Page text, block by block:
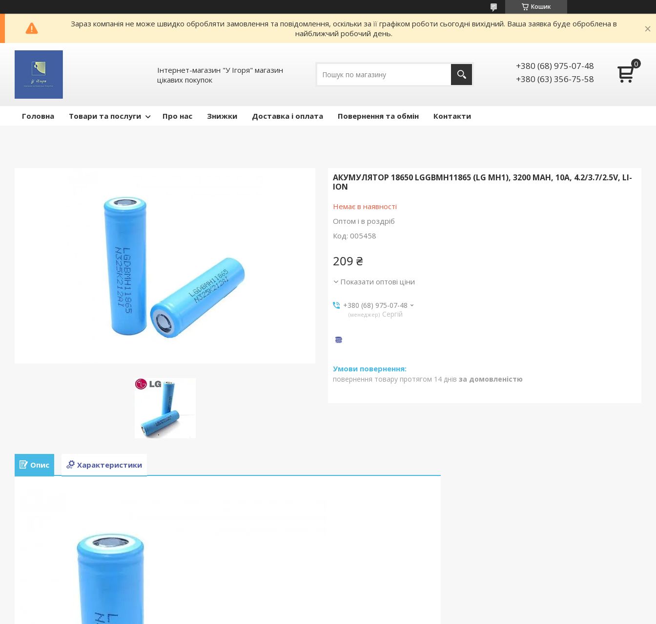
Кошик
Зараз компанія не може швидко обробляти замовлення та повідомлення, оскільки за її графіком роботи сьогодні вихідний. Ваша заявка буде оброблена в
найближчий робочий день.
Інтернет-магазин "У Ігоря" магазин
цікавих покупок
+380 (68) 975-07-48
+380 (63) 356-75-58
Головна Товари та послуги Про нас Знижки Доставка і оплата Повернення та обмін Контакти
АКУМУЛЯТОР 18650 LGGBMH11865 (LG MH1), 3200 MAH, 10A, 4.2/3.7/2.5V, LI-
ION
Немає в наявності
Оптом і в роздріб
Код: 005458
209 ₴
Показати оптові ціни
+380 (68) 975-07-48
менеджер Сергій
повернення товару протягом 14 днів за домовленістю
Опис Характеристики